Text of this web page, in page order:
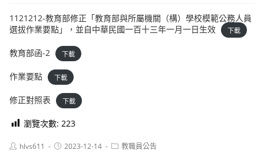
1121212-教育部修正「教育部與所屬機關（構）學校模範公務人員
選拔作業要點」，並自中華民國一百十三年一月一日生效
下載
教育部函-2 下載
作業要點 下載
修正對照表 下載
瀏覽次數: 223
Posthlvs611
Post2023-12-14
Post教職員公告